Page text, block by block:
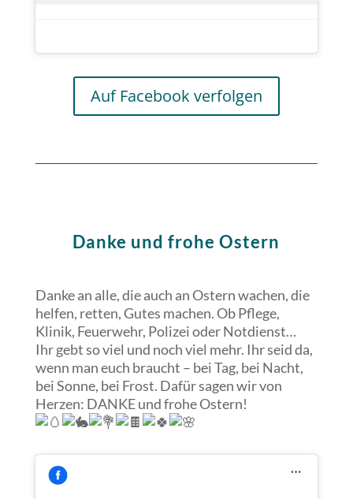
Auf Facebook verfolgen
Danke und frohe Ostern
Danke an alle, die auch an Ostern wachen, die
helfen, retten, Gutes machen. Ob Pflege,
Klinik, Feuerwehr, Polizei oder Notdienst…
Ihr gebt so viel und noch viel mehr. Ihr seid da,
wenn man euch braucht – bei Tag, bei Nacht,
bei Sonne, bei Frost. Dafür sagen wir von
Herzen: DANKE und frohe Ostern!